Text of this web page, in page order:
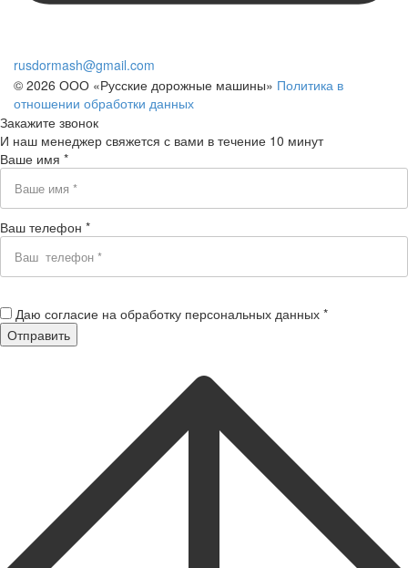
rusdormash@gmail.com
© 2026 ООО «Русские дорожные машины» Политика в
отношении обработки данных
Закажите звонок
И наш менеджер свяжется с вами в течение 10 минут
Ваше имя *
Ваш телефон *
Даю согласие на обработку персональных данных *